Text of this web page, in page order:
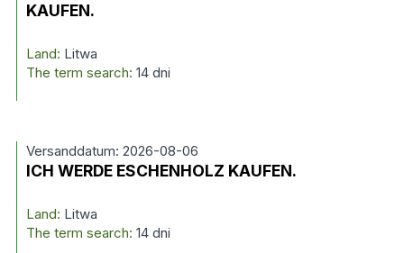
KAUFEN.
Land: Litwa
The term search: 14 dni
Versanddatum: 2026-08-06
ICH WERDE ESCHENHOLZ KAUFEN.
Land: Litwa
The term search: 14 dni